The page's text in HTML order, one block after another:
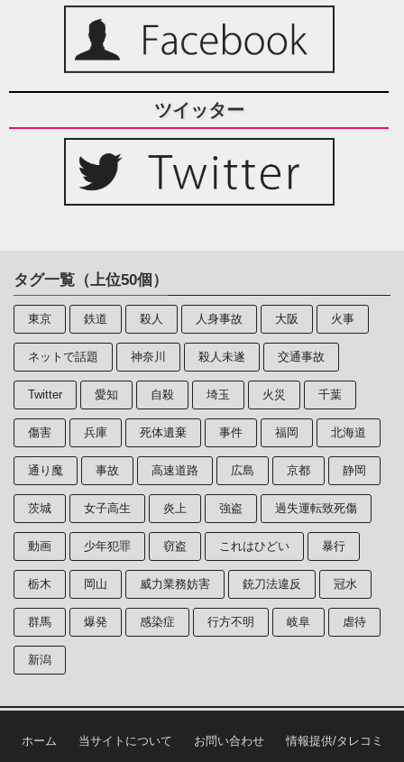
ツイッター
タグ一覧（上位50個）
東京 鉄道 殺人 人身事故 大阪 火事
ネットで話題 神奈川 殺人未遂 交通事故
Twitter 愛知 自殺 埼玉 火災 千葉
傷害 兵庫 死体遺棄 事件 福岡 北海道
通り魔 事故 高速道路 広島 京都 静岡
茨城 女子高生 炎上 強盗 過失運転致死傷
動画 少年犯罪 窃盗 これはひどい 暴行
栃木 岡山 威力業務妨害 銃刀法違反 冠水
群馬 爆発 感染症 行方不明 岐阜 虐待
新潟
ホーム 当サイトについて お問い合わせ 情報提供/タレコミ